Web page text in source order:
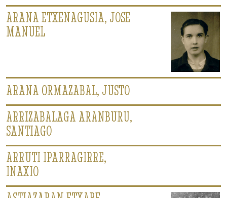
ARANA ETXENAGUSIA, JOSE
MANUEL
ARANA ORMAZABAL, JUSTO
ARRIZABALAGA ARANBURU,
SANTIAGO
ARRUTI IPARRAGIRRE,
INAXIO